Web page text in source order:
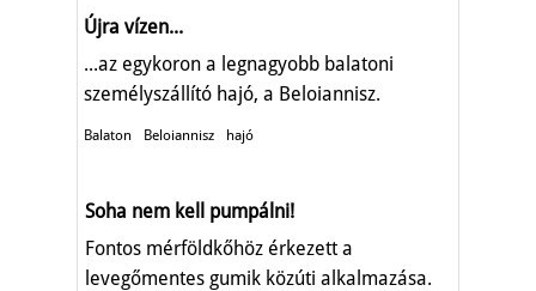
Újra vízen...
...az egykoron a legnagyobb balatoni
személyszállító hajó, a Beloiannisz.
Balaton Beloiannisz hajó
Soha nem kell pumpálni!
Fontos mérföldkőhöz érkezett a
levegőmentes gumik közúti alkalmazása.